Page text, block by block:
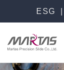
ESG